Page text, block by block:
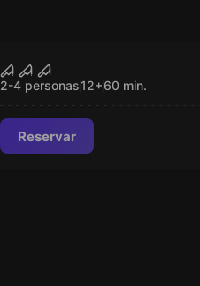
Sanctum VR
2-4 personas12+60 min.
Reservar